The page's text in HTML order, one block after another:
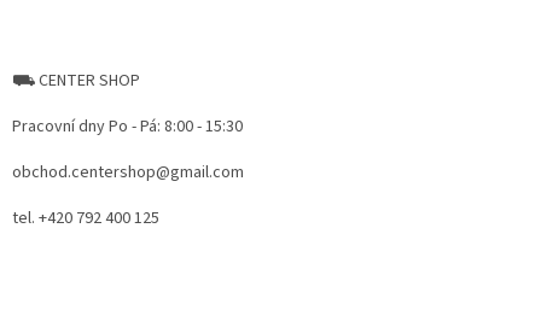
⛟ CENTER SHOP
Pracovní dny Po - Pá: 8:00 - 15:30
obchod.centershop@gmail.com
tel. +420 792 400 125